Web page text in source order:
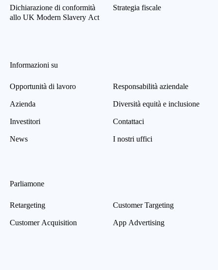
Dichiarazione di conformità
allo UK Modern Slavery Act
Strategia fiscale
Informazioni su
Opportunità di lavoro
Azienda
Investitori
News
Responsabilità aziendale
Diversità equità e inclusione
Contattaci
I nostri uffici
Parliamone
Retargeting
Customer Acquisition
Customer Targeting
App Advertising